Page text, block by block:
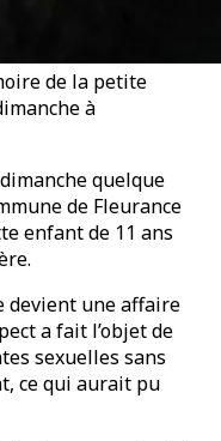
de la petite
à
quelque
de Fleurance
enfant de 11 ans
devient une affaire
a fait l’objet de
sexuelles sans
ce qui aurait pu